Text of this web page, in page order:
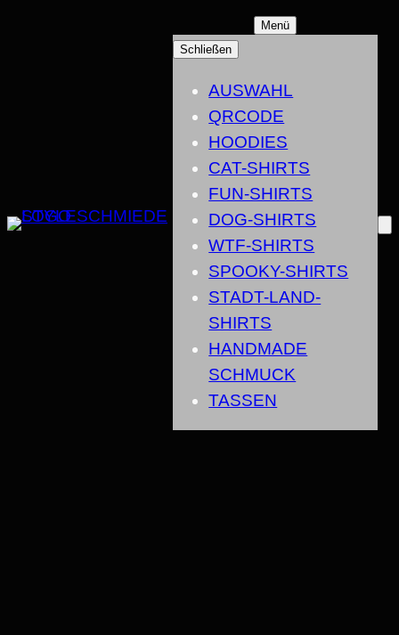
Menü
Schließen
AUSWAHL
QRCODE
HOODIES
CAT-SHIRTS
FUN-SHIRTS
DOG-SHIRTS
WTF-SHIRTS
SPOOKY-SHIRTS
STADT-LAND-
SHIRTS
HANDMADE
SCHMUCK
TASSEN